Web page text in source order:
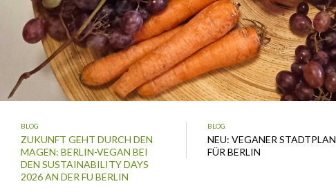
BLOG
ZUKUNFT GEHT DURCH DEN
MAGEN: BERLIN-VEGAN BEI
DEN SUSTAINABILITY DAYS
2026 AN DER FU BERLIN
BLOG
NEU: VEGANER STADTPLAN
FÜR BERLIN